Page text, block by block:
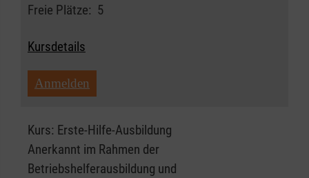
Freie Plätze: 5
Kursdetails
Anmelden
Kurs: Erste-Hilfe-Ausbildung
Anerkannt im Rahmen der
Betriebshelferausbildung und